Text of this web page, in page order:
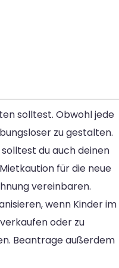
solltest. Obwohl jede
zu gestalten.
du auch deinen
für die neue
vereinbaren.
wenn Kinder im
oder zu
Beantrage außerdem